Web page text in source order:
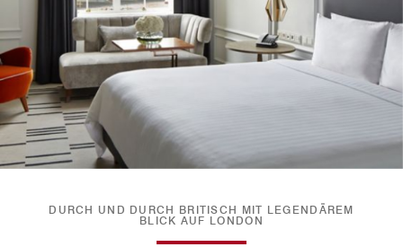
DURCH UND DURCH BRITISCH MIT LEGENDÄREM
BLICK AUF LONDON